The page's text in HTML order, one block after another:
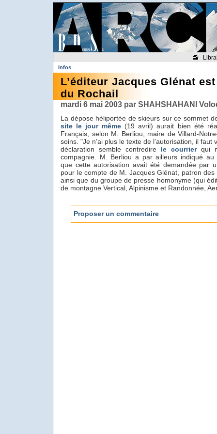
Infos
L’éditeur Jacques Glénat
du Rochail
mardi 6 mai 2003 par SHAHSHAHANI
La dépose héliportée de skieurs sur ce sommet
site le jour même (19 avril) aurait bien été
Français, selon M. Berliou, maire de Villard-
soins. "Je n’ai plus le texte de l’autorisation, il
déclaration semble contredire le courrierqui
compagnie. M. Berliou a par ailleurs indiqué au
que cette autorisation avait été demandée par
pour le compte de M. Jacques Glénat, patron
ainsi que du groupe de presse homonyme (qui
de montagne Vertical, Alpinisme et Randonnée,
Proposer un commentaire